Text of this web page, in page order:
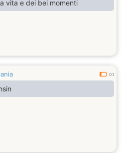
vita e dei bei momenti
0.1